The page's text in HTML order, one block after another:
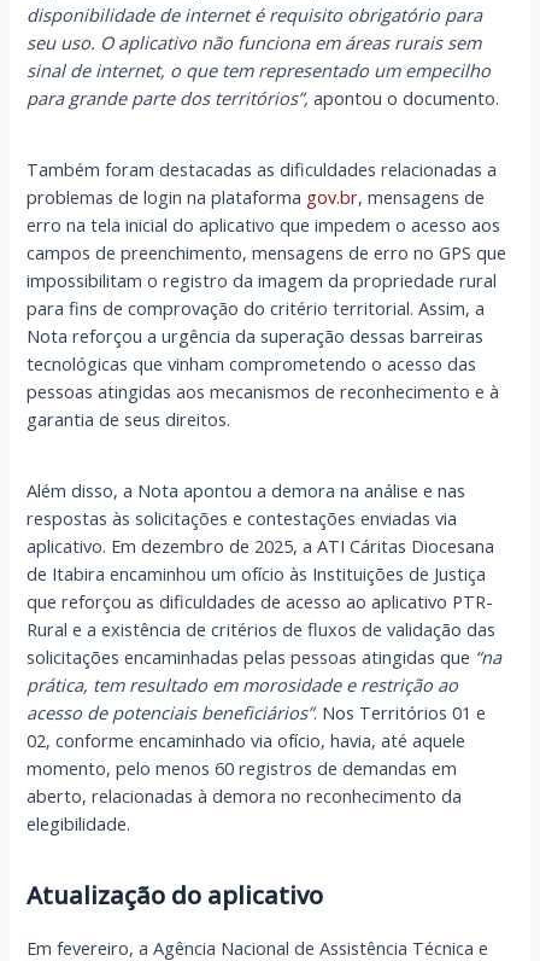
disponibilidade de internet é requisito obrigatório para
seu uso. O aplicativo não funciona em áreas rurais sem
sinal de internet, o que tem representado um empecilho
para grande parte dos territórios”,apontou o documento.
Também foram destacadas as dificuldades relacionadas a
problemas de login na plataforma gov.br, mensagens de
erro na tela inicial do aplicativo que impedem o acesso aos
campos de preenchimento, mensagens de erro no GPS que
impossibilitam o registro da imagem da propriedade rural
para fins de comprovação do critério territorial. Assim, a
Nota reforçou a urgência da superação dessas barreiras
tecnológicas que vinham comprometendo o acesso das
pessoas atingidas aos mecanismos de reconhecimento e à
garantia de seus direitos.
Além disso, a Nota apontou a demora na análise e nas
respostas às solicitações e contestações enviadas via
aplicativo. Em dezembro de 2025, a ATI Cáritas Diocesana
de Itabira encaminhou um ofício às Instituições de Justiça
que reforçou as dificuldades de acesso ao aplicativo PTR-
Rural e a existência de critérios de fluxos de validação das
solicitações encaminhadas pelas pessoas atingidas que “na
prática, tem resultado em morosidade e restrição ao
acesso de potenciais beneficiários”. Nos Territórios 01 e
02, conforme encaminhado via ofício, havia, até aquele
momento, pelo menos 60 registros de demandas em
aberto, relacionadas à demora no reconhecimento da
elegibilidade.
Atualização do aplicativo
Em fevereiro, a Agência Nacional de Assistência Técnica e